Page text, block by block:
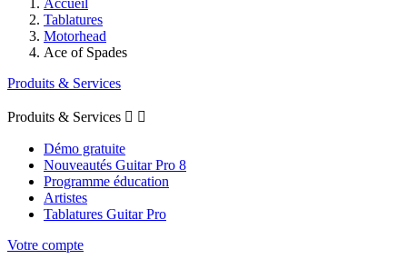
Tablatures
Motorhead
Ace of Spades
Produits & Services
Produits & Services  
Démo gratuite
Nouveautés Guitar Pro 8
Programme éducation
Artistes
Tablatures Guitar Pro
Votre compte